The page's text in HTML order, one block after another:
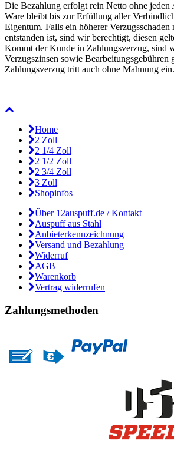
Die Bezahlung erfolgt rein Netto ohne jeden
Ware bleibt bis zur Erfüllung aller
Eigentum. Falls ein höherer Verzugsschaden
entstanden ist, sind wir berechtigt, diesen
Kommt der Kunde in Zahlungsverzug, sind
Verzugszinsen sowie Bearbeitungsgebühren
Zahlungsverzug tritt auch ohne Mahnung ein.
Home
2 Zoll
2 1/4 Zoll
2 1/2 Zoll
2 3/4 Zoll
3 Zoll
Shopinfos
Über 12auspuff.de / Kontakt
Auspuff aus Stahl
Anbieterkennzeichnung
Versand und Bezahlung
Widerruf
AGB
Warenkorb
Vertrag widerrufen
Zahlungsmethoden